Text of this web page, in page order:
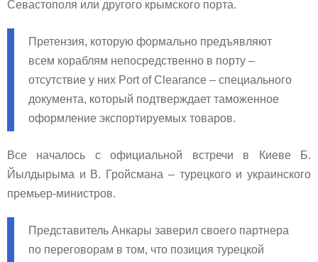
Севастополя или другого крымского порта.
Претензия, которую формально предъявляют
всем кораблям непосредственно в порту –
отсутствие у них Port of Clearance – специального
документа, который подтверждает таможенное
оформление экспортируемых товаров.
Все началось с официальной встречи в Киеве Б.
Йылдырыма и В. Гройсмана – турецкого и украинского
премьер-министров.
Представитель Анкары заверил своего партнера
по переговорам в том, что позиция турецкой